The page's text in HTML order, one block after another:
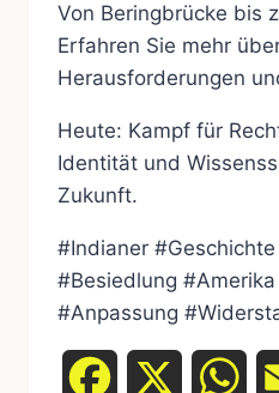
Von Beringbrücke bis
Erfahren Sie mehr
Herausforderungen
Heute: Kampf für
Identität und
Zukunft.
#Indianer
#Besiedlung
#Anpassung
Facebook